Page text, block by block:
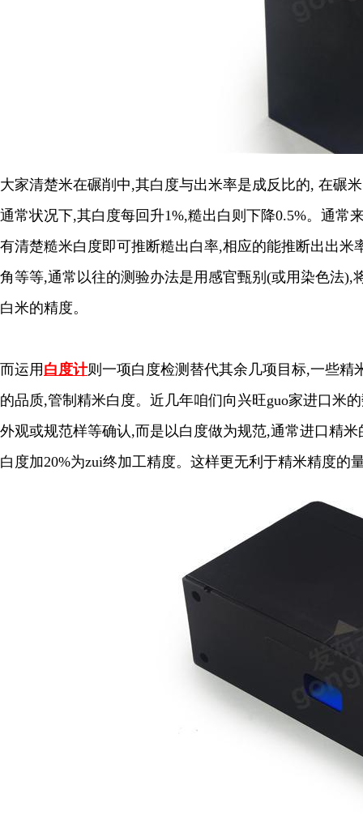
大家清楚米在碾削中,其白度与出米率是成反比的, 在碾
通常状况下,其白度每回升1%,糙出白则下降0.5%。通常
有清楚糙米白度即可推断糙出白率,相应的能推断出出
角等等,通常以往的测验办法是用感官甄别(或用染色法
白米的精度。
而运用 白度计则一项白度检测替代其余几项目标,一些
的品质,管制精米白度。近几年咱们向兴旺guo家进口米
外观或规范样等确认,而是以白度做为规范,通常进口精
白度加20%为zui终加工精度。这样更无利于精米精度的